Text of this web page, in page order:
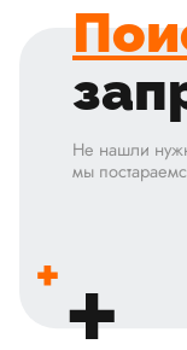
Не нашли
мы